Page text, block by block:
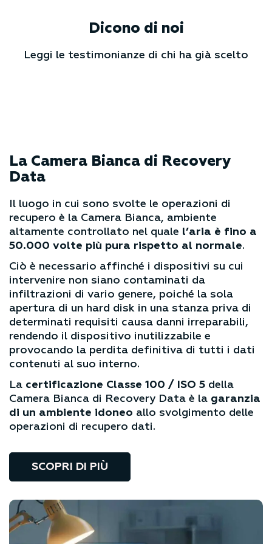
Dicono di noi
Leggi le testimonianze di chi ha già scelto
La Camera Bianca di Recovery
Data
Il luogo in cui sono svolte le operazioni di
recupero è la Camera Bianca, ambiente
altamente controllato nel quale
l’aria è fino a
50.000 volte più pura rispetto al normale
Ciò è necessario affinché i dispositivi su cui
intervenire non siano contaminati da
infiltrazioni di vario genere, poiché la sola
apertura di un hard disk in una stanza priva di
determinati requisiti causa danni irreparabili,
rendendo il dispositivo inutilizzabile e
provocando la perdita definitiva di tutti i dati
La
certificazione Classe 100 / ISO 5
Camera Bianca di Recovery Data è la
garanzia
di un ambiente idoneo
allo svolgimento delle
operazioni di recupero dati.